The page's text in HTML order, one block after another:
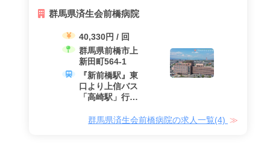
群馬県済生会前橋病院
40,330円 / 回
群馬県前橋市上
新田町564-1
『新前橋駅』東
口より上信バス
「高崎駅」行き
「済生会前橋病
群馬県済生会前橋病院の求人一覧(4)